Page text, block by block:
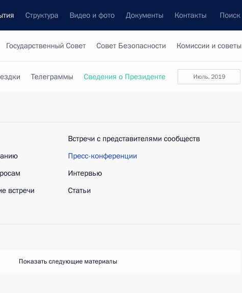
Структура Видео и фото Документы Контакты Поиск
Государственный Совет Совет Безопасности Комиссии и советы
июль, 2019
Телеграммы Сведения о Президенте
встречи
Встречи с представителями сообществ
Пресс-конференции
Интервью
Статьи
Показать следующие материалы